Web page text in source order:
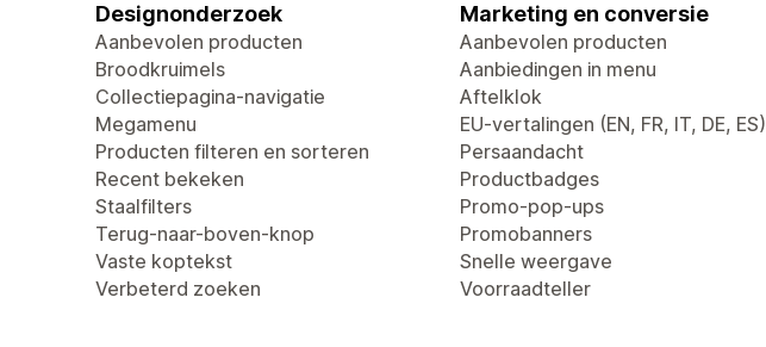
Designonderzoek
Aanbevolen producten
Broodkruimels
Collectiepagina-navigatie
Megamenu
Producten filteren en sorteren
Recent bekeken
Staalfilters
Terug-naar-boven-knop
Vaste koptekst
Verbeterd zoeken
Marketing en conversie
Aanbevolen producten
Aanbiedingen in menu
Aftelklok
EU-vertalingen (EN, FR, IT, DE, ES)
Persaandacht
Productbadges
Promo-pop-ups
Promobanners
Snelle weergave
Voorraadteller